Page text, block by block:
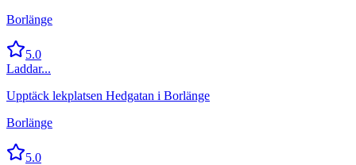
Borlänge
5.0
Laddar...
Upptäck lekplatsen Hedgatan i Borlänge
Borlänge
5.0